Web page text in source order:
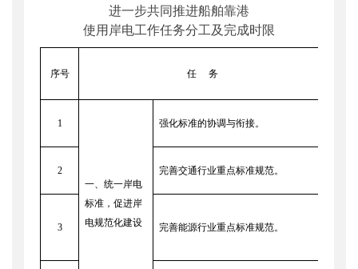
进一步共同推进船舶靠港
使用岸电工作任务分工及完成时限
序号 任 务
1
一、统一岸电
标准，促进岸
电规范化建设
强化标准的协调与衔接。
2 完善交通行业重点标准规范。
3 完善能源行业重点标准规范。